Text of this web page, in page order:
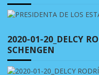
2020-01-20_DELCY
SCHENGEN